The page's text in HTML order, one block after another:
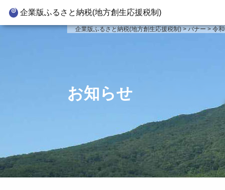
企業版ふるさと納税(地方創生応援税制)
企業版ふるさと納税とは 寄附
事
企業版ふるさと納税(地方創生応援税制)>バナー>令
お知らせ